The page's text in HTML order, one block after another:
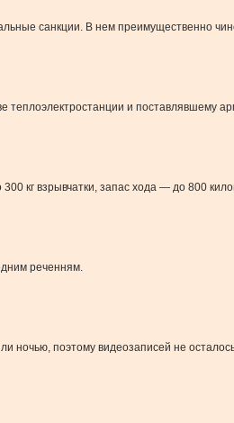
санкции. В нем преимущественно
теплоэлектростанции и поставлявшему
кг взрывчатки, запас хода — до 800
реченням.
ночью, поэтому видеозаписей не